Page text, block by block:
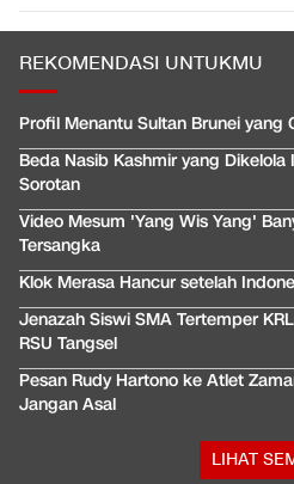
REKOMENDASI UNTUKMU
Profil Menantu Sultan Brunei yang
Beda Nasib Kashmir yang
Sorotan
Video Mesum 'Yang Wis Yang'
Tersangka
Klok Merasa Hancur setelah
Jenazah Siswi SMA Tertemper
RSU Tangsel
Pesan Rudy Hartono ke Atlet
Jangan Asal
LIHAT